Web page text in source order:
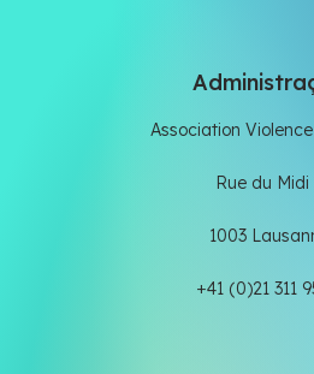
Association
Rue du Midi
1003
+41 (0)21 311